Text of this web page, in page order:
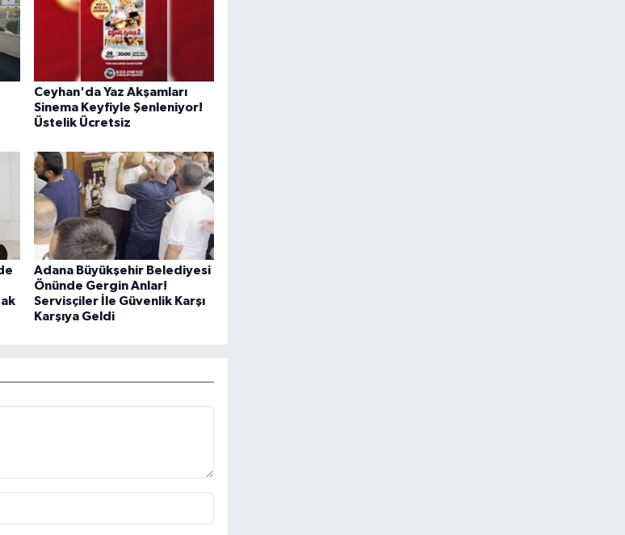
Ceyhan'da Yaz Akşamları
Sinema Keyfiyle Şenleniyor!
Üstelik Ücretsiz
Adana Büyükşehir Belediyesi
Önünde Gergin Anlar!
Servisçiler İle Güvenlik Karşı
Karşıya Geldi